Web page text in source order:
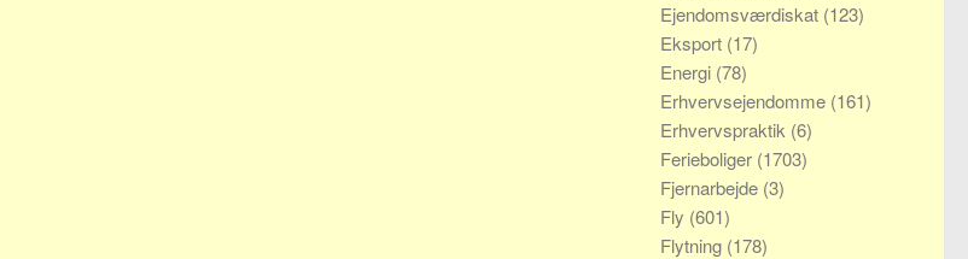
Ejendomsværdiskat (123)
Eksport (17)
Energi (78)
Erhvervsejendomme (161)
Erhvervspraktik (6)
Ferieboliger (1703)
Fjernarbejde (3)
Fly (601)
Flytning (178)